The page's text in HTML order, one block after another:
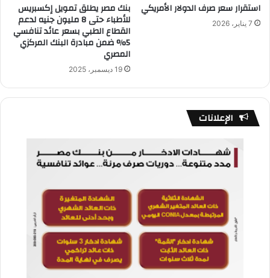
استقرار سعر صرف الدولار الأمريكي
7 يناير، 2026
بنك مصر يطلق تمويل إكسبريس
للأطباء حتى 8 مليون جنيه لدعم
القطاع الطبي بسعر عائد تنافسي
5% ضمن مبادرة البنك المركزي
المصري
19 ديسمبر، 2025
الإعلانات